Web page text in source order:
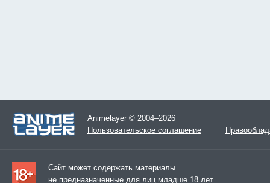
Animelayer © 2004–2026
Пользовательское соглашение
Сайт может содержать материалы
не предназначенные для лиц младше 18 лет.